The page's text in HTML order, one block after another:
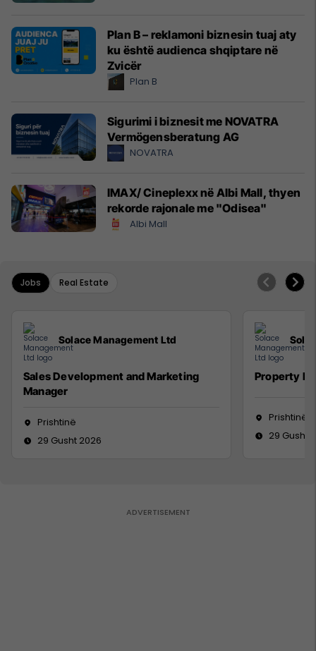
Plan B – reklamoni biznesin tuaj aty
ku është audienca shqiptare në
Zvicër
Plan B
Sigurimi i biznesit me NOVATRA
Vermögensberatung AG
NOVATRA
IMAX/ Cineplexx në Albi Mall, thyen
rekorde rajonale me "Odisea"
Albi Mall
Jobs Real Estate
Solace Management Ltd
Sales Development and Marketing
Manager
Prishtinë
29 Gusht 2026
Property
Prishtinë
29 Gusht